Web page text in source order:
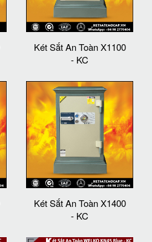
Két Sắt An Toàn X1100
- KC
Két Sắt An Toàn X1400
- KC